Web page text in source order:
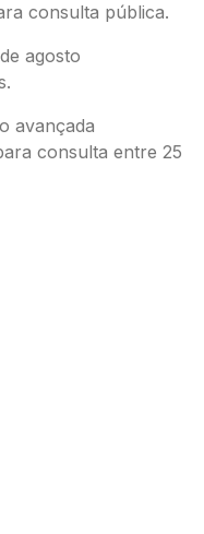
consulta pública.
agosto
avançada
consulta entre 25